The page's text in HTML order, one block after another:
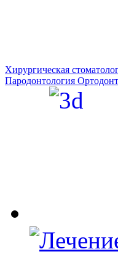
Хирургическая
Пародонтология